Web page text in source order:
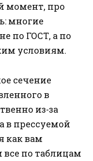
момент, про
многие
по ГОСТ, а по
условиям.
сечение
в
из-за
в прессуемой
как вам
все по таблицам